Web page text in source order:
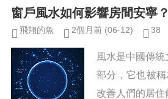
他們在性格上也
每個人都能一眼
窗戶風水如何影響房間安寧？
飛翔的魚 2個月前 (06-12) 38
風水是中國傳
部分，它也被稱
改善人們的居住